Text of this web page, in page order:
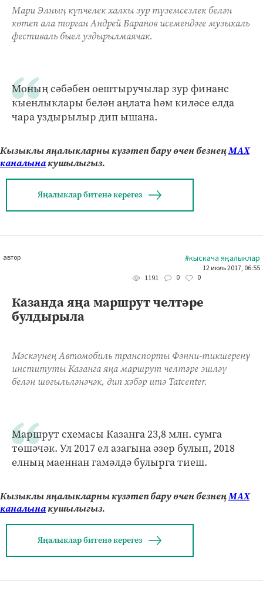
Мари Элның күпчелек халкы зур түземсезлек белән
көтеп ала торган Андрей Баранов исемендәге музыкаль
фестиваль быел уздырылмаячак.
Моның сәбәбен оештыручылар зур финанс
кыенлыклары белән аңлата һәм киләсе елда
чара уздырылыр дип ышана.
Кызыклы яңалыкларны күзәтеп бару өчен безнеңМАХ
каналынакушылыгыз.
Яңалыклар битенә керегез
автор #кыскача яңалыклар
12 июль 2017, 06:55
1191
0 0
Казанда яңа маршрут челтәре
булдырыла
Мәскәүнең Автомобиль транспорты Фәнни-тикшеренү
институты Казанга яңа маршрут челтәре эшләү
белән шөгыльләнәчәк, дип хәбәр итә Tatcenter.
Маршрут схемасы Казанга 23,8 млн. сумга
төшәчәк. Ул 2017 ел азагына әзер булып, 2018
елның маеннан гамәлдә булырга тиеш.
Кызыклы яңалыкларны күзәтеп бару өчен безнеңМАХ
каналынакушылыгыз.
Яңалыклар битенә керегез